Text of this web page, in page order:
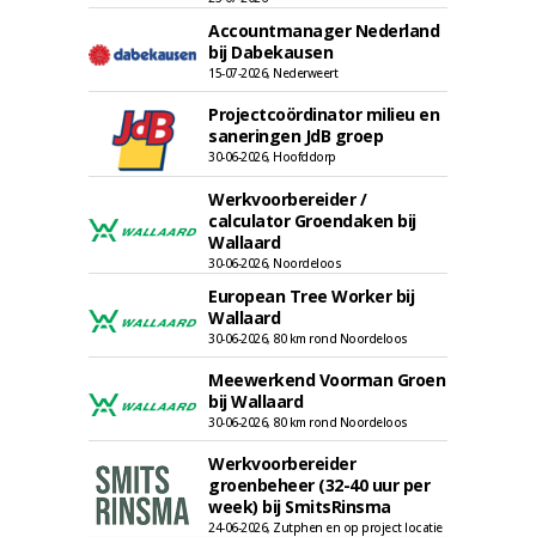
Accountmanager Nederland
bij Dabekausen
15-07-2026, Nederweert
Projectcoördinator milieu en
saneringen JdB groep
30-06-2026, Hoofddorp
Werkvoorbereider /
calculator Groendaken bij
Wallaard
30-06-2026, Noordeloos
European Tree Worker bij
Wallaard
30-06-2026, 80 km rond Noordeloos
Meewerkend Voorman Groen
bij Wallaard
30-06-2026, 80 km rond Noordeloos
Werkvoorbereider
groenbeheer (32-40 uur per
week) bij SmitsRinsma
24-06-2026, Zutphen en op project locatie